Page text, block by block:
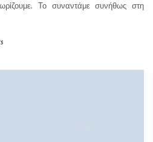
Το συναντάμε συνήθως στη